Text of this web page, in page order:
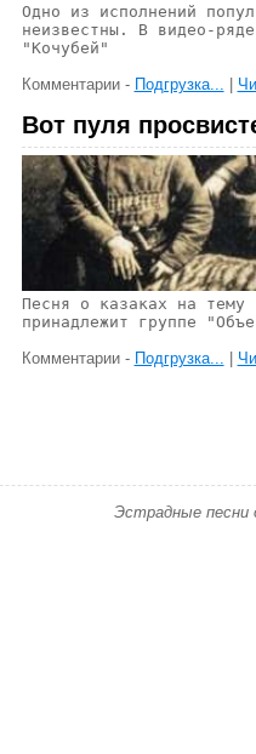
Одно из исполнений
неизвестны. В видео-
"Кочубей"
Комментарии - Подгрузка... |
Вот пуля
Песня о казаках на тему
принадлежит группе
Комментарии - Подгрузка... |
Эстрадные песни